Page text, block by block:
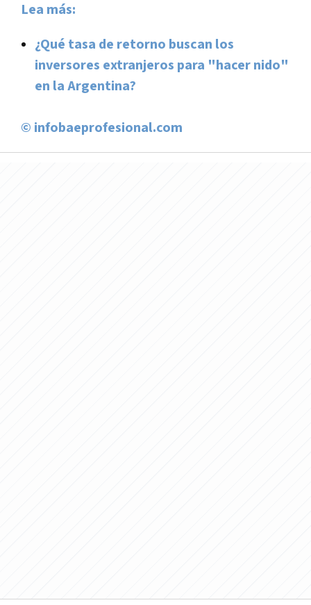
Lea más:
¿Qué tasa de retorno buscan los
inversores extranjeros para "hacer nido"
en la Argentina?
© infobaeprofesional.com